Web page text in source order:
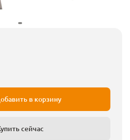
в корзину
сейчас